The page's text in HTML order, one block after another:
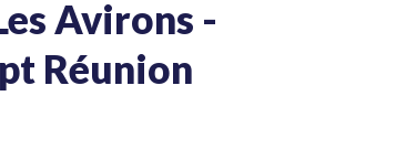
Avirons -
Réunion